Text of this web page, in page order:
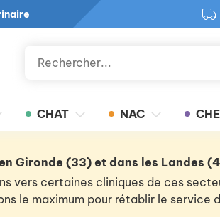
CHAT NAC
Gironde (33) et dans les Landes
vers certaines cliniques de ces
le maximum pour rétablir le service